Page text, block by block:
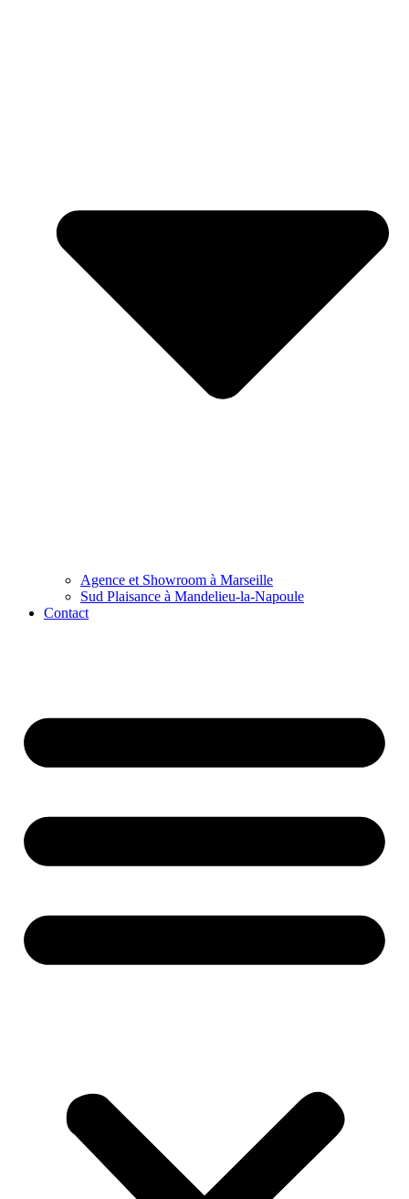
Agence et Showroom à Marseille
Sud Plaisance à Mandelieu-la-Napoule
Contact